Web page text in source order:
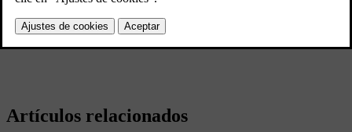
acelere de nuevo a una velocidad superior o apague los intermitentes
de advertencia.
Artículos relacionados